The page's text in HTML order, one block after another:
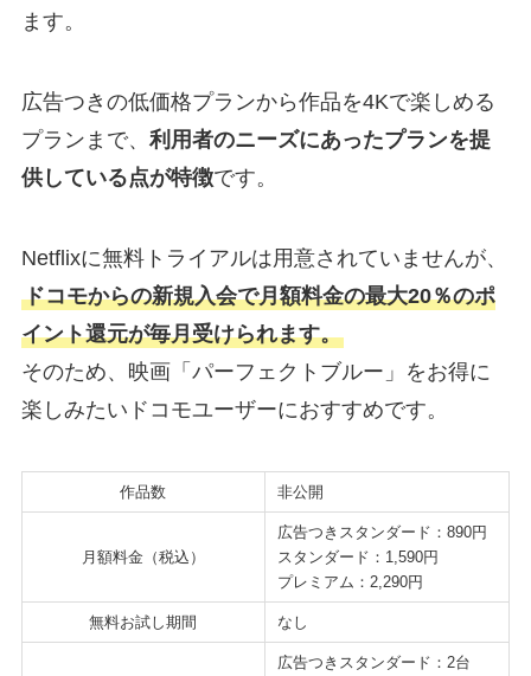
ます。
広告つきの低価格プランから作品を4Kで楽しめる
プランまで、 利用者のニーズにあったプランを提
供している点が特徴です。
Netflixに無料トライアルは用意されていませんが、
ドコモからの新規入会で月額料金の最大20％のポ
イント還元が毎月受けられます。
そのため、映画「パーフェクトブルー」をお得に
楽しみたいドコモユーザーにおすすめです。
作品数 非公開
月額料金（税込）
広告つきスタンダード：890円
スタンダード：1,590円
プレミアム：2,290円
無料お試し期間 なし
広告つきスタンダード：2台